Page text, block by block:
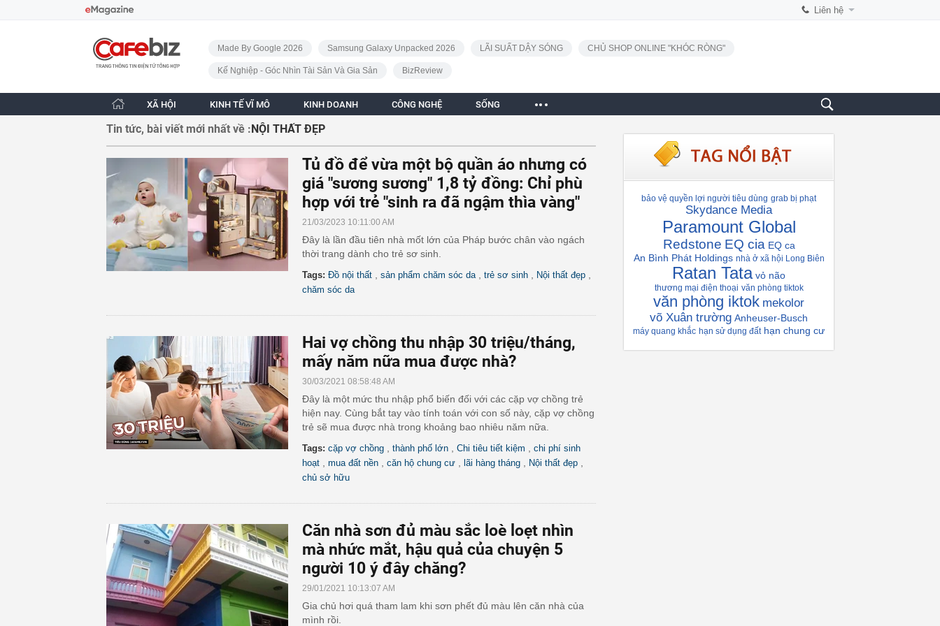
Liên hệ
CafeBiz - Trang chủ
Made By Google 2026
Samsung Galaxy Unpacked 2026 LÃI SUẤT DẬY SÓNG CHỦ SHOP ONLINE "KHÓC RÒNG"
Kế Nghiệp - Góc Nhìn Tài Sản Và Gia Sản BizReview
XÃ HỘI KINH TẾ VĨ MÔ KINH DOANH CÔNG NGHỆ SỐNG
Tin tức, bài viết mới nhất về :NỘI THẤT ĐẸP
Tủ đồ để vừa một bộ quần áo nhưng có
giá "sương sương" 1,8 tỷ đồng: Chỉ phù
hợp với trẻ "sinh ra đã ngậm thìa vàng"
21/03/2023 10:11:00 AM
Đây là lần đầu tiên nhà mốt lớn của Pháp bước chân vào ngách
thời trang dành cho trẻ sơ sinh.
Tags: Đồ nội thất sản phẩm chăm sóc da trẻ sơ sinh Nội thất đẹp
chăm sóc da
Hai vợ chồng thu nhập 30 triệu/tháng,
mấy năm nữa mua được nhà?
30/03/2021 08:58:48 AM
Đây là một mức thu nhập phổ biến đối với các cặp vợ chồng trẻ
hiện nay. Cùng bắt tay vào tính toán với con số này, cặp vợ chồng
trẻ sẽ mua được nhà trong khoảng bao nhiêu năm nữa.
Tags: cặp vợ chồng thành phố lớn Chi tiêu tiết kiệm
chi phí sinh
hoạt
mua đất nền căn hộ chung cư lãi hàng tháng Nội thất đẹp
chủ sở hữu
Căn nhà sơn đủ màu sắc loè loẹt nhìn
mà nhức mắt, hậu quả của chuyện 5
người 10 ý đây chăng?
29/01/2021 10:13:07 AM
Gia chủ hơi quá tham lam khi sơn phết đủ màu lên căn nhà của
mình rồi.
bảo vệ quyền lợi người tiêu dùng grab bị phạt
Skydance Media
Paramount Global
Redstone EQ cia EQ ca
An Bình Phát Holdings nhà ở xã hội Long Biên
Ratan Tata vỏ não
thương mại điện thoại văn phòng tiktok
văn phòng iktok mekolor
võ Xuân trường Anheuser-Busch
máy quang khắc hạn sử dụng đất hạn chung cư